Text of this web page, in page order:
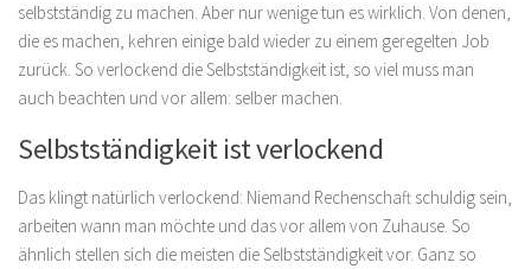
selbstständig zu machen. Aber nur wenige tun es wirklich. Von denen,
die es machen, kehren einige bald wieder zu einem geregelten Job
zurück. So verlockend die Selbstständigkeit ist, so viel muss man
auch beachten und vor allem: selber machen.
Selbstständigkeit ist verlockend
Das klingt natürlich verlockend: Niemand Rechenschaft schuldig sein,
arbeiten wann man möchte und das vor allem von Zuhause. So
ähnlich stellen sich die meisten die Selbstständigkeit vor. Ganz so